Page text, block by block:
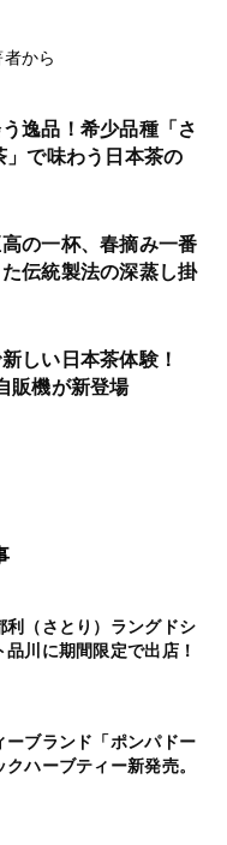
から
逸品！希少品種「さ
」で味わう日本茶の
の一杯、春摘み一番
伝統製法の深蒸し掛
しい日本茶体験！
販機が新登場
利（さとり）ラングドシ
川に期間限定で出店！
ーブランド「ポンパドー
ハーブティー新発売。